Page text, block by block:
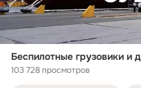
103 728 просмотров